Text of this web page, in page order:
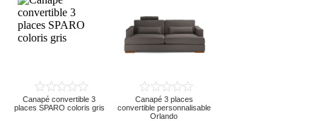
Canapé convertible 3
places SPARO coloris gris
Canapé 3 places
convertible personnalisable
Orlando